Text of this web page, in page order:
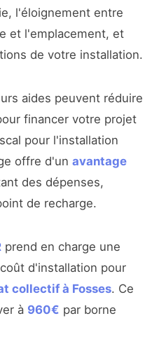
l'éloignement entre
et l'emplacement, et
de votre installation.
aides peuvent réduire
financer votre projet
pour l'installation
offre d'un avantage
des dépenses,
de recharge.
prend en charge une
d'installation pour
collectif à Fosses. Ce
à 960€ par borne